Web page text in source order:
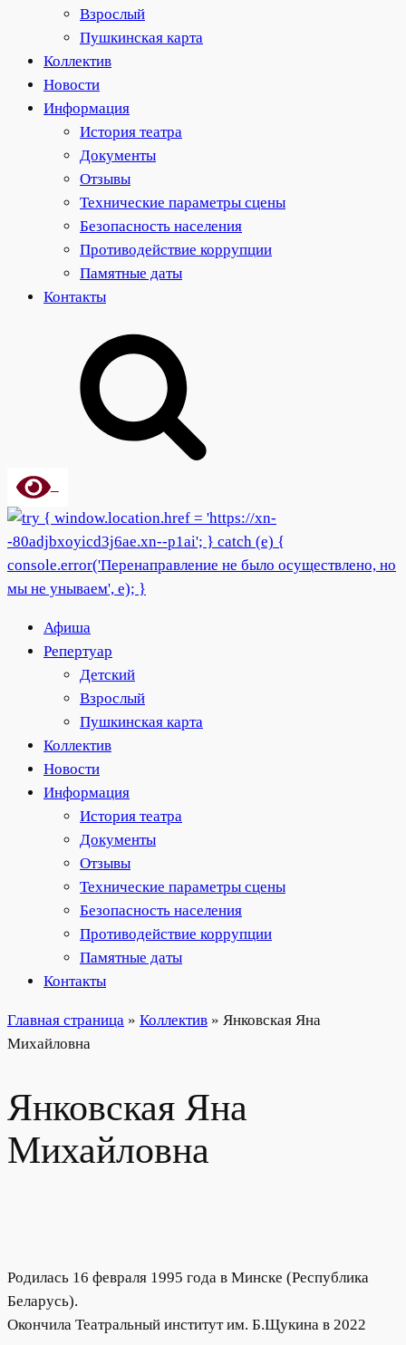
Взрослый
Пушкинская карта
Коллектив
Новости
Информация
История театра
Документы
Отзывы
Технические параметры сцены
Безопасность населения
Противодействие коррупции
Памятные даты
Контакты
Афиша
Репертуар
Детский
Взрослый
Пушкинская карта
Коллектив
Новости
Информация
История театра
Документы
Отзывы
Технические параметры сцены
Безопасность населения
Противодействие коррупции
Памятные даты
Контакты
Главная страница » Коллектив » Янковская Яна
Михайловна
Янковская Яна
Михайловна
Родилась 16 февраля 1995 года в Минске (Республика
Беларусь).
Окончила Театральный институт им. Б.Щукина в 2022